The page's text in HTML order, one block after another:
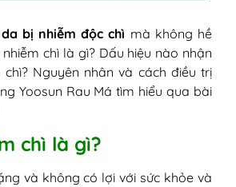
nhiễm chì có nguy hiểm không?
da bị nhiễm chì hiệu quả và an
hợp nhẹ
hợp nặng
da bị nhiễm độc chì mà không hề
chì là gì? Dấu hiệu nào nhận
Nguyên nhân và cách điều trị
Yoosun Rau Má tìm hiểu qua bài
chì là gì?
và không có lợi với sức khỏe và